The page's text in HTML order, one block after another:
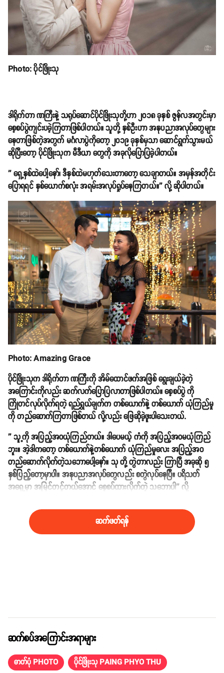
Photo: ပိုင်ဖြိုးသု
ဒါရိုက်တာ ဏကြီးနဲ့ သရုပ်ဆောင်ပိုင်ဖြိုးသုတို့ဟာ ၂၀၁၈ ခုနှစ် ဇွန်လအတွင်းမှာ
စေ့စပ်ပွဲကျင်းပခဲ့ကြတာဖြစ်ပါတယ်။ သူတို့ နှစ်ဦးဟာ အနုပညာအလုပ်တွေများ
နေတာဖြစ်တဲ့အတွက် မင်္ဂလာပွဲကိုတော့ ၂၀၁၉ ခုနှစ်မှသာ ဆောင်ရွက်သွားမယ်
ဆိုပြီးတော့ ပိုင်ဖြိုးသုက မီဒီယာ တွေကို အခုလိုပြောပြခဲ့ပါတယ်။
'' ရှေ့နှစ်ထဲပေါ့နော်၊ ဒီနှစ်ထဲမဟုတ်သေးတာတော့ သေချာတယ်။ အမှန်အတိုင်း
ပြောရရင် နှစ်ယောက်စလုံး အရမ်းအလုပ်ရှုပ်နေကြတယ်။'' လို့ ဆိုပါတယ်။
Photo: Amazing Grace
ပိုင်ဖြိုးသုက ဒါရိုက်တာ ဏကြီးကို အိမ်ထောင်ဖက်အဖြစ် ရွေးချယ်ခဲ့တဲ့
အကြောင်းကိုလည်း ဆက်လက်ပြောပြလာတာဖြစ်ပါတယ်။ စေ့စပ်ပွဲ ကို
ကြိုတင်လုပ်လိုက်ရတဲ့ ရည်ရွယ်ချက်က တစ်ယောက်နဲ့ တစ်ယောက် ယုံကြည်မှု
ကို တည်ဆောက်ကြတာဖြစ်တယ် လို့လည်း ဖြေဆိုခဲ့ဖူးပါသေးတယ်.
'' သူ့ကို အပြည့်အဝယုံကြည်တယ်။ ဒါပေမယ့် ကံကို အပြည့်အဝမယုံကြည်
ဘူး။ အဲ့ဒါကတော့ တစ်ယောက်နဲ့တစ်ယောက် ယုံကြည်မှုလေး အပြည့်အဝ
တည်ဆောက်လိုက်တဲ့သဘောပေါ့နော်။ သု တို့ တွဲတာလည်း ကြာပြီ အခုဆို ၅
နှစ်ပြည့်တော့မှာပါ။ အနုပညာအလုပ်တွေလည်း စတွဲလုပ်နေပြီ။ ပရိသတ်
အရှေ့မှာ အမြင်တင့်တယ်အောင် စေ့စပ်ထားလိုက်တဲ့ သဘောပါ'' လို့
ဆက်ဖတ်ရန်
ဆက်စပ်အကြောင်းအရာများ
ဓာတ်ပုံ PHOTO ပိုင်ဖြိုးသု PAING PHYO THU